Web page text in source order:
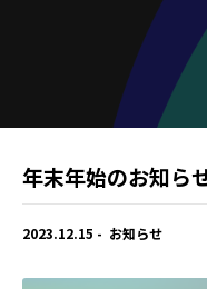
年末年始のお知ら
2023.12.15 お知らせ